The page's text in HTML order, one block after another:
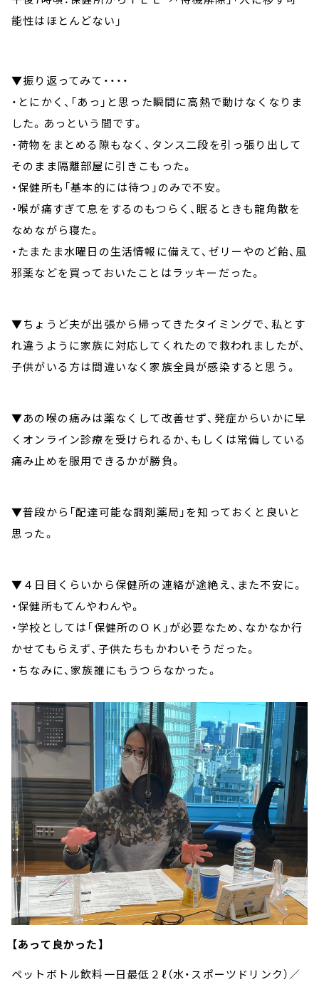
能性はほとんどない」
▼振り返ってみて・・・・
・とにかく、「あっ」と思った瞬間に高熱で動けなくなりま
した。 あっという間です。
・荷物をまとめる隙もなく、タンス二段を引っ張り出して
そのまま隔離部屋に引きこもった。
・保健所も「基本的には待つ」のみで不安。
・喉が痛すぎて息をするのもつらく、眠るときも龍角散を
なめながら寝た。
・たまたま水曜日の生活情報に備えて、ゼリーやのど飴、風
邪薬などを買っておいたことはラッキーだった。
▼ちょうど夫が出張から帰ってきたタイミングで、私とす
れ違うように家族に対応してくれたので救われましたが、
子供がいる方は間違いなく家族全員が感染する と思う。
▼あの喉の痛みは薬なくして改善せず、発症からいかに早
くオンライン診療を受けられるか、もしくは常備している
痛み止めを服用できるかが勝負。
▼普段から「配達可能な調剤薬局」を知っておくと良いと
思った。
▼４日目くらいから保健所の連絡が途絶え、また不安に。
・保健所もてんやわんや。
・学校としては「保健所のＯＫ」が必要なため、なかなか行
かせてもらえず、子供たちもかわいそうだった。
・ ちなみに、家族誰にもうつらなかった。
【あって良かった】
ペットボトル飲料一日最低２ℓ（水・スポーツドリンク）／